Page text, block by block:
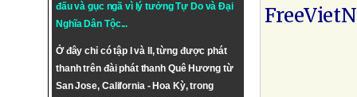
đấu và gục ngã vì lý tưởngTự DovàĐại
Nghĩa Dân Tộc...
Ở đây chỉ có tập I và II, từng được phát
thanh trên đài phát thanh Quê Hương từ
San Jose, California - Hoa Kỳ, trong